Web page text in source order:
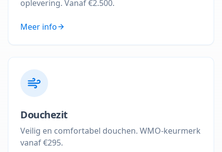
oplevering. Vanaf €2.500.
Meer info
Douchezit
Veilig en comfortabel douchen. WMO-keurmerk
vanaf €295.